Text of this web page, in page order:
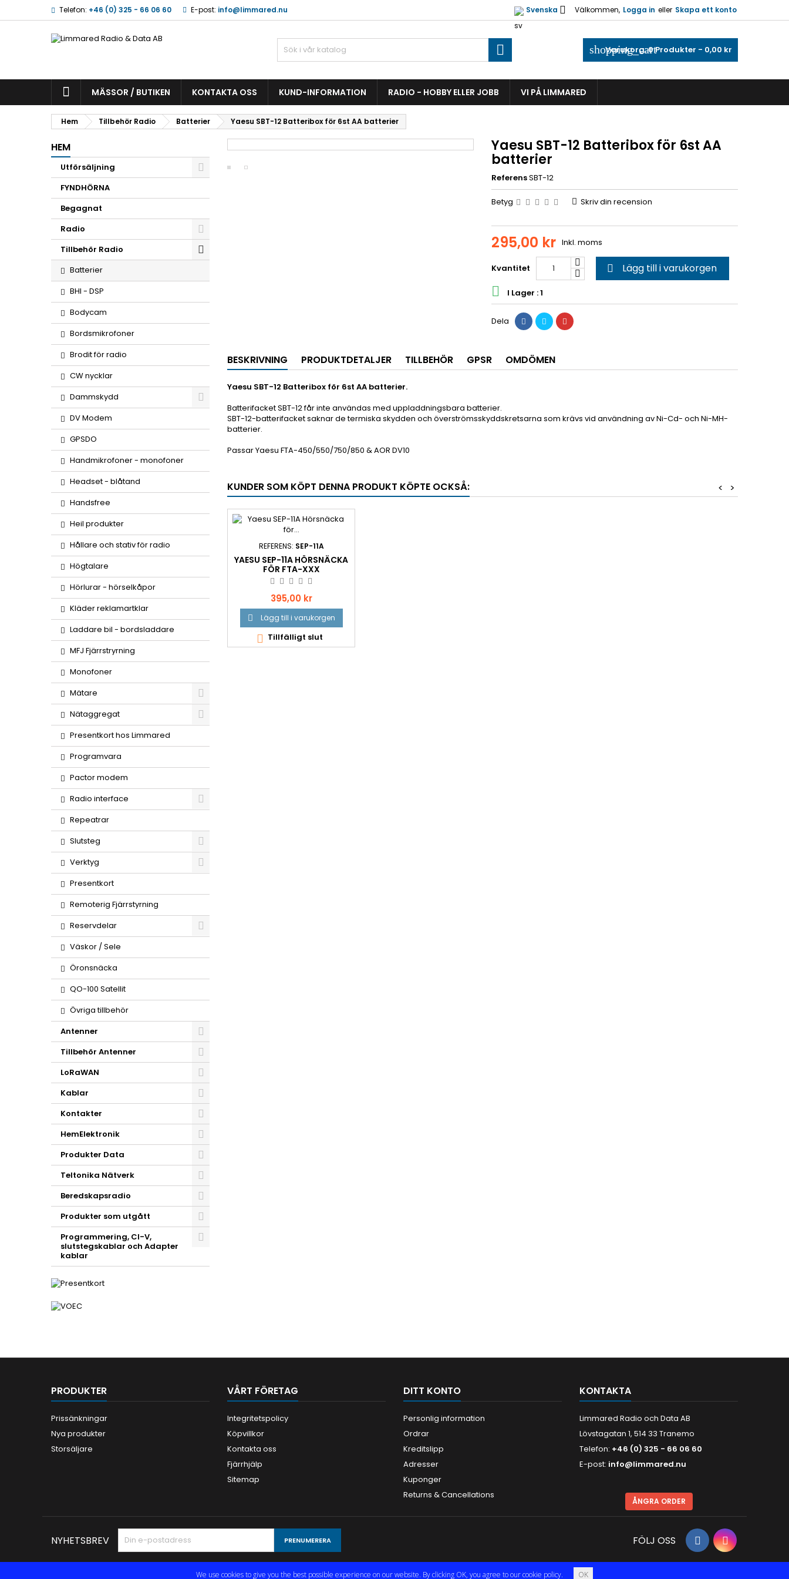
Telefon: +46 (0) 325 - 66 06 60 E-post: info@limmared.nu Välkommen, Logga in eller Skapa ett konto
Svenska 
shopping_cart
Varukorg:0Produkter - 0,00 kr

MÄSSOR / BUTIKEN KONTAKTA OSS KUND-INFORMATION RADIO - HOBBY ELLER JOBB VI PÅ LIMMARED
Hem Tillbehör Radio Batterier Yaesu SBT-12 Batteribox för 6st AA batterier
HEM
Utförsäljning
FYNDHÖRNA
Begagnat
Radio
Tillbehör Radio
Batterier
BHI - DSP
Bodycam
Bordsmikrofoner
Brodit för radio
CW nycklar
Dammskydd
DV Modem
GPSDO
Handmikrofoner - monofoner
Headset - blåtand
Handsfree
Heil produkter
Hållare och stativ för radio
Högtalare
Hörlurar - hörselkåpor
Kläder reklamartklar
Laddare bil - bordsladdare
MFJ Fjärrstryrning
Monofoner
Mätare
Nätaggregat
Presentkort hos Limmared
Programvara
Pactor modem
Radio interface
Repeatrar
Slutsteg
Verktyg
Presentkort
Remoterig Fjärrstyrning
Reservdelar
Väskor / Sele
Öronsnäcka
QO-100 Satellit
Övriga tillbehör
Antenner
Tillbehör Antenner
LoRaWAN
Kablar
Kontakter
HemElektronik
Produkter Data
Teltonika Nätverk
Beredskapsradio
Produkter som utgått
Programmering, CI-V,
slutstegskablar och Adapter
kablar
Yaesu SBT-12 Batteribox för 6st AA
batterier
ReferensSBT-12
Betyg Skriv din recension
295,00 kr Inkl. moms
Kvantitet  Lägg till i varukorgen
 I Lager : 1
Dela
BESKRIVNING PRODUKTDETALJER TILLBEHÖR GPSR OMDÖMEN
Yaesu SBT-12 Batteribox för 6st AA batterier.
Batterifacket SBT-12 får inte användas med uppladdningsbara batterier.
SBT-12-batterifacket saknar de termiska skydden och överströmsskyddskretsarna som krävs vid användning av Ni-Cd- och Ni-MH-
batterier.
Passar Yaesu FTA-450/550/750/850 & AOR DV10
KUNDER SOM KÖPT DENNA PRODUKT KÖPTE OCKSÅ: >
<
REFERENS: SEP-11A
YAESU SEP-11A HÖRSNÄCKA
FÖR FTA-XXX
Pris
395,00 kr
 Lägg till i varukorgen
 Tillfälligt slut
PRODUKTER
Prissänkningar
Nya produkter
Storsäljare
VÅRT FÖRETAG
Integritetspolicy
Köpvillkor
Kontakta oss
Fjärrhjälp
Sitemap
DITT KONTO
Personlig information
Ordrar
Kreditslipp
Adresser
Kuponger
Returns & Cancellations
KONTAKTA
Limmared Radio och Data AB
Lövstagatan 1, 514 33 Tranemo
Telefon: +46 (0) 325 - 66 06 60
E-post: info@limmared.nu
We use cookies to give you the best possible experience on our website. By clicking OK, you agree to our cookie policy. OK
ÅNGRA ORDER
NYHETSBREV FÖLJ OSS
© Copyright 2026 Limmared Radio & Data AB. All Rights Reserved.